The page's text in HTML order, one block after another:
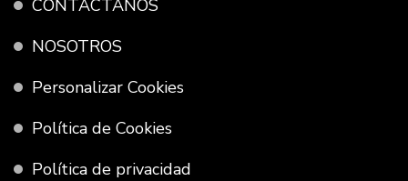
CONTACTANOS
NOSOTROS
Personalizar Cookies
Política de Cookies
Política de privacidad